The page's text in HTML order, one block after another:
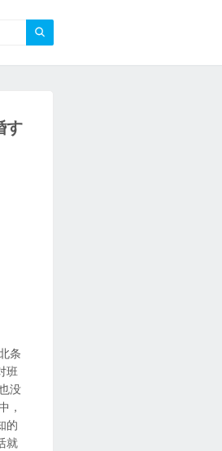

す
条
班
没
，
的
就